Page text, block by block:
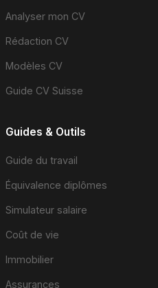
Analyser mon CV
Rédaction CV
Modèles CV
Guide CV Suisse
Guides & Outils
Guide du travail
Équivalence diplômes
Simulateur salaire
Coût de vie
Immobilier
Assurances